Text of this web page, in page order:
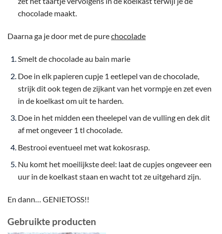
chocolade maakt.
Daarna ga je door met de purechocolade
Smelt de chocolade au bain marie
Doe in elk papieren cupje 1 eetlepel van de chocolade,
strijk dit ook tegen de zijkant van het vormpje en zet even
in de koelkast om uit te harden.
Doe in het midden een theelepel van de vulling en dek dit
af met ongeveer 1 tl chocolade.
Bestrooi eventueel met wat kokosrasp.
Nu komt het moeilijkste deel: laat de cupjes ongeveer een
uur in de koelkast staan en wacht tot ze uitgehard zijn.
En dann… GENIETOSS!!
Gebruikte producten